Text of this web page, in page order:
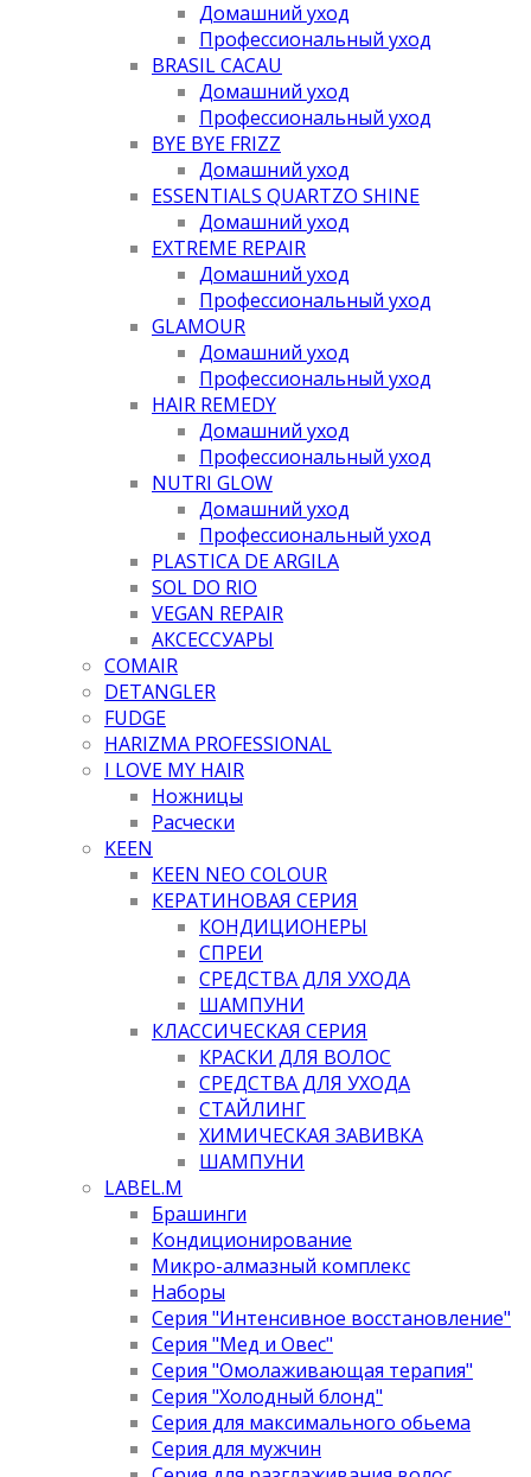
Домашний уход
Профессиональный уход
BRASIL CACAU
Домашний уход
Профессиональный уход
BYE BYE FRIZZ
Домашний уход
ESSENTIALS QUARTZO SHINE
Домашний уход
EXTREME REPAIR
Домашний уход
Профессиональный уход
GLAMOUR
Домашний уход
Профессиональный уход
HAIR REMEDY
Домашний уход
Профессиональный уход
NUTRI GLOW
Домашний уход
Профессиональный уход
PLASTICA DE ARGILA
SOL DO RIO
VEGAN REPAIR
АКСЕССУАРЫ
COMAIR
DETANGLER
FUDGE
HARIZMA PROFESSIONAL
I LOVE MY HAIR
Ножницы
Расчески
KEEN
KEEN NEO COLOUR
КЕРАТИНОВАЯ СЕРИЯ
КОНДИЦИОНЕРЫ
СПРЕИ
СРЕДСТВА ДЛЯ УХОДА
ШАМПУНИ
КЛАССИЧЕСКАЯ СЕРИЯ
КРАСКИ ДЛЯ ВОЛОС
СРЕДСТВА ДЛЯ УХОДА
СТАЙЛИНГ
ХИМИЧЕСКАЯ ЗАВИВКА
ШАМПУНИ
LABEL.M
Брашинги
Кондиционирование
Микро-алмазный комплекс
Наборы
Серия "Интенсивное восстановление"
Серия "Мед и Овес"
Серия "Омолаживающая терапия"
Серия "Холодный блонд"
Серия для максимального обьема
Серия для мужчин